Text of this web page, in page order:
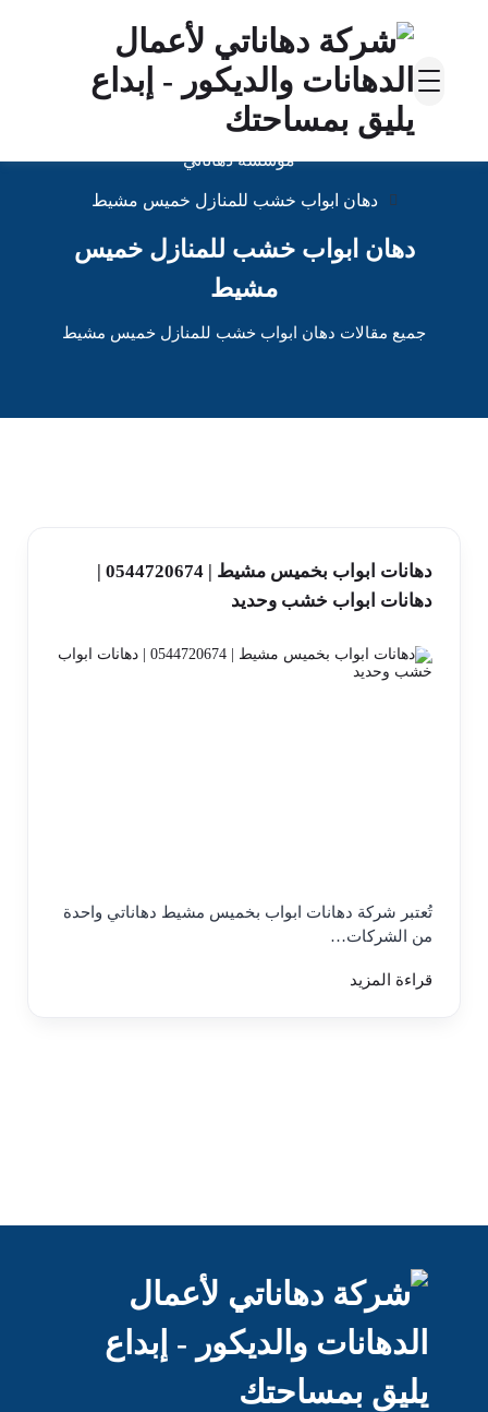
مؤسسة دهاناتي
دهان ابواب خشب للمنازل خميس مشيط
دهان ابواب خشب للمنازل خميس
مشيط
جميع مقالات دهان ابواب خشب للمنازل خميس مشيط
دهانات ابواب بخميس مشيط | 0544720674 |
دهانات ابواب خشب وحديد
تُعتبر شركة دهانات ابواب بخميس مشيط دهاناتي واحدة
من الشركات…
قراءة المزيد